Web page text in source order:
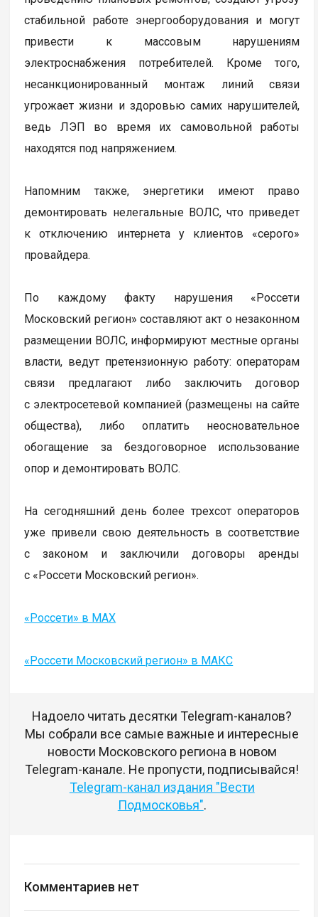
стабильной работе энергооборудования и могут
привести к массовым нарушениям
электроснабжения потребителей. Кроме того,
несанкционированный монтаж линий связи
угрожает жизни и здоровью самих нарушителей,
ведь ЛЭП во время их самовольной работы
находятся под напряжением.
Напомним также, энергетики имеют право
демонтировать нелегальные ВОЛС, что приведет
к отключению интернета у клиентов «серого»
провайдера.
По каждому факту нарушения «Россети
Московский регион» составляют акт о незаконном
размещении ВОЛС, информируют местные органы
власти, ведут претензионную работу: операторам
связи предлагают либо заключить договор
с электросетевой компанией (размещены на сайте
общества), либо оплатить неосновательное
обогащение за бездоговорное использование
опор и демонтировать ВОЛС.
На сегодняшний день более трехсот операторов
уже привели свою деятельность в соответствие
с законом и заключили договоры аренды
с «Россети Московский регион».
«Россети» в MAX
«Россети Московский регион» в МАКС
Надоело читать десятки Telegram-каналов?
Мы собрали все самые важные и интересные
новости Московского региона в новом
Telegram-канале. Не пропусти, подписывайся!
Telegram-канал издания "Вести
Подмосковья".
Комментариев нет